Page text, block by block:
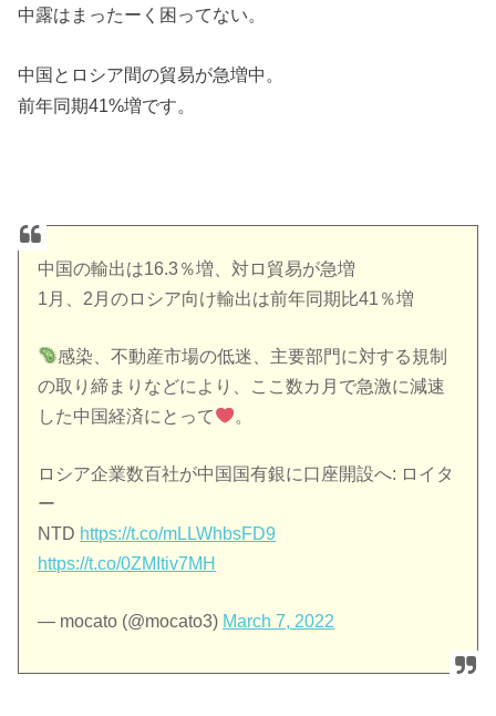
中露はまったーく困ってない。
中国とロシア間の貿易が急増中。
前年同期41%増です。
中国の輸出は16.3％増、対ロ貿易が急増
1月、2月のロシア向け輸出は前年同期比41％増
感染、不動産市場の低迷、主要部門に対する規制
の取り締まりなどにより、ここ数カ月で急激に減速
した中国経済にとって
。
ロシア企業数百社が中国国有銀に口座開設へ: ロイタ
ー
NTD https://t.co/mLLWhbsFD9
https://t.co/0ZMItiv7MH
— mocato (@mocato3) March 7, 2022